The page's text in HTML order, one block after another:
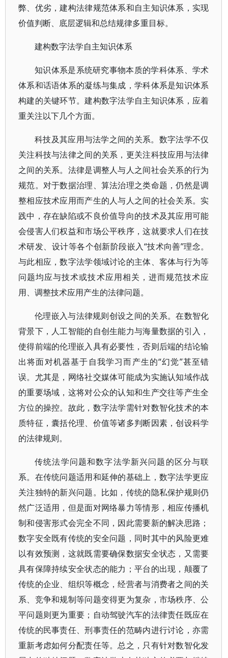
弊、优劣，建构法律规范体系和自主知识体系，实现
价值判断、底层逻辑和总结规律多重目标。
建构数字法学自主知识体系
知识体系是系统研究事物本质的学科体系、学术
体系和话语体系的凝练与集成，学科体系是知识体系
构建的关键环节。建构数字法学自主知识体系，应着
重关注以下几个方面。
科技及其应用与法学之间的关系。数字法学不仅
关注科技与法律之间的关系，更关注科技应用与法律
之间的关系。法律是调整人与人之间社会关系的行为
规范。对于数据治理、算法治理之类命题，仍然是调
整相应技术应用而产生的人与人之间的社会关系。实
践中，存在缺陷或不良价值导向的技术及其应用可能
会侵害人们权益和市场公平秩序，这就要求人们在技
术研发、设计等各个创新阶段嵌入“技术向善”理念。
与此相应，数字法学领域讨论的主体、客体与行为等
问题均应与技术或技术应用相关，进而规范技术应
用、调整技术应用产生的法律问题。
伦理嵌入与法律规则创设之间的关系。在数智化
背景下，人工智能的自创生能力与海量数据的引入，
使得前端的伦理嵌入具有必要性，否则后端的结论输
出将面对机器基于自我学习而产生的“幻觉”甚至错
误。尤其是，网络社交媒体可能成为实施认知域作战
的重要场域，这将对公众的认知和生产交往等产生全
方位的操控。故此，数字法学需针对数智化技术的本
质特征，囊括伦理、价值等诸多判断因素，创设科学
的法律规则。
传统法学问题和数字法学新兴问题的区分与联
系。在传统问题适用和延伸的基础上，数字法学更应
关注独特的新兴问题。比如，传统的隐私保护规则仍
然广泛适用，但是面对网络暴力等情形，相应传播机
制和侵害形式会完全不同，因此需要新的解决思路；
数字安全既有传统的安全问题，同时其中的风险更难
以有效预测，这就既需要确保数据安全状态，又需要
具有保障持续安全状态的能力；平台的出现，颠覆了
传统的企业、组织等概念，经营者与消费者之间的关
系、竞争和规制等问题变得更为复杂，市场秩序、公
平问题则更为重要；自动驾驶汽车的法律责任既应在
传统的民事责任、刑事责任的范畴内进行讨论，亦需
重新考虑如何分配责任等。总之，只有针对数智化发